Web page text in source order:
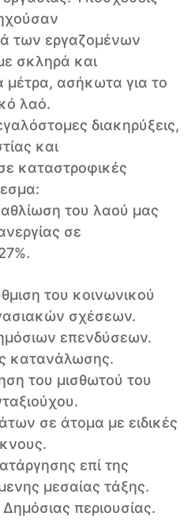
των εργαζομένων
σκληρά και
μέτρα, ασήκωτα για το
λαό.
διακηρύξεις,
και
καταστροφικές
του λαού μας
σε
του κοινωνικού
σχέσεων.
επενδύσεων.
κατανάλωσης.
του μισθωτού του
σε άτομα με ειδικές
επί της
μεσαίας τάξης.
περιουσίας.